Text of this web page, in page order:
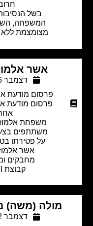
בשל הנסיבות
המשפחה, השבעה
מצומצמת ללא קבלת
אשר אלמוזנינו
דצמבר 16, 2025
פרסום מודעת אבל
פרסום מודעת אבל
אחרונות
משפחת אלמוזנינו
משתתפים בצערכם
על פטירתו בטרם עת
אשר אלמוזנינו ז"ל
מחבקים ומנחמים
מולה (משה)
דצמבר 12, 2025